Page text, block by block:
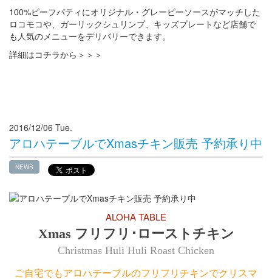
100%ビーフパティにオリジナル・グレービーソースがマッチした
ロコモコや、ガーリックシュリンプ、キッズプレートなど店舗で
も人気のメニューをデリバリーできます。
詳細はコチラから＞＞＞
2016/12/06 Tue.
アロハテーブルでXmasチキン販売 予約承り中
NEWS
ALOHA TABLE
Xmas フリフリ･ローストチキン
Christmas Huli Huli Roast Chicken
ご自宅でもアロハテーブルのフリフリチキンでクリスマ